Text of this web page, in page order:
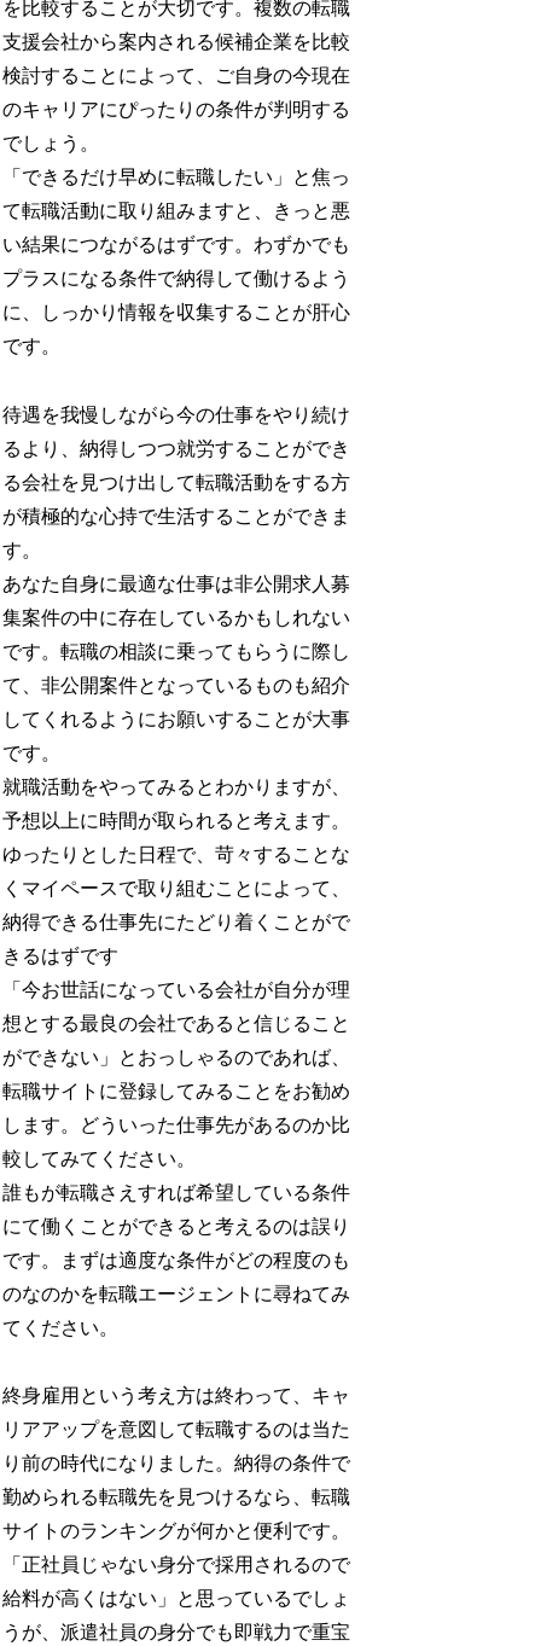
を比較することが大切です。複数の転職
支援会社から案内される候補企業を比較
検討することによって、ご自身の今現在
のキャリアにぴったりの条件が判明する
でしょう。
「できるだけ早めに転職したい」と焦っ
て転職活動に取り組みますと、きっと悪
い結果につながるはずです。わずかでも
プラスになる条件で納得して働けるよう
に、しっかり情報を収集することが肝心
です。
待遇を我慢しながら今の仕事をやり続け
るより、納得しつつ就労することができ
る会社を見つけ出して転職活動をする方
が積極的な心持で生活することができま
す。
あなた自身に最適な仕事は非公開求人募
集案件の中に存在しているかもしれない
です。転職の相談に乗ってもらうに際し
て、非公開案件となっているものも紹介
してくれるようにお願いすることが大事
です。
就職活動をやってみるとわかりますが、
予想以上に時間が取られると考えます。
ゆったりとした日程で、苛々することな
くマイペースで取り組むことによって、
納得できる仕事先にたどり着くことがで
きるはずです
「今お世話になっている会社が自分が理
想とする最良の会社であると信じること
ができない」とおっしゃるのであれば、
転職サイトに登録してみることをお勧め
します。どういった仕事先があるのか比
較してみてください。
誰もが転職さえすれば希望している条件
にて働くことができると考えるのは誤り
です。まずは適度な条件がどの程度のも
のなのかを転職エージェントに尋ねてみ
てください。
終身雇用という考え方は終わって、キャ
リアアップを意図して転職するのは当た
り前の時代になりました。納得の条件で
勤められる転職先を見つけるなら、転職
サイトのランキングが何かと便利です。
「正社員じゃない身分で採用されるので
給料が高くはない」と思っているでしょ
うが、派遣社員の身分でも即戦力で重宝